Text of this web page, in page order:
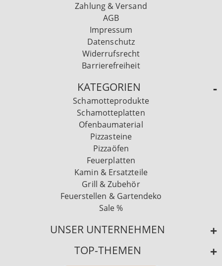
Zahlung & Versand
AGB
Impressum
Datenschutz
Widerrufsrecht
Barrierefreiheit
KATEGORIEN
Schamotteprodukte
Schamotteplatten
Ofenbaumaterial
Pizzasteine
Pizzaöfen
Feuerplatten
Kamin & Ersatzteile
Grill & Zubehör
Feuerstellen & Gartendeko
Sale %
UNSER UNTERNEHMEN
TOP-THEMEN